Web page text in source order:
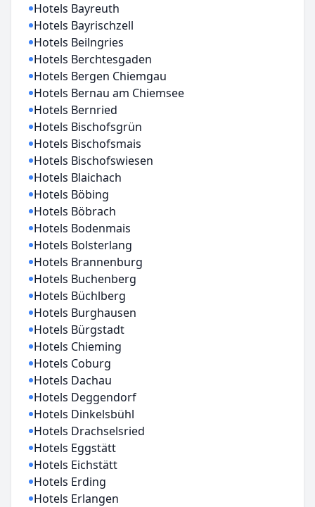
Hotels Bayreuth
Hotels Bayrischzell
Hotels Beilngries
Hotels Berchtesgaden
Hotels Bergen Chiemgau
Hotels Bernau am Chiemsee
Hotels Bernried
Hotels Bischofsgrün
Hotels Bischofsmais
Hotels Bischofswiesen
Hotels Blaichach
Hotels Böbing
Hotels Böbrach
Hotels Bodenmais
Hotels Bolsterlang
Hotels Brannenburg
Hotels Buchenberg
Hotels Büchlberg
Hotels Burghausen
Hotels Bürgstadt
Hotels Chieming
Hotels Coburg
Hotels Dachau
Hotels Deggendorf
Hotels Dinkelsbühl
Hotels Drachselsried
Hotels Eggstätt
Hotels Eichstätt
Hotels Erding
Hotels Erlangen